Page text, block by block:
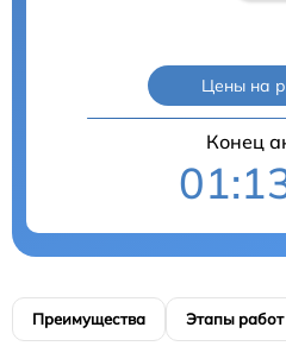
Цены на
Конец
Преимущества Этапы работ